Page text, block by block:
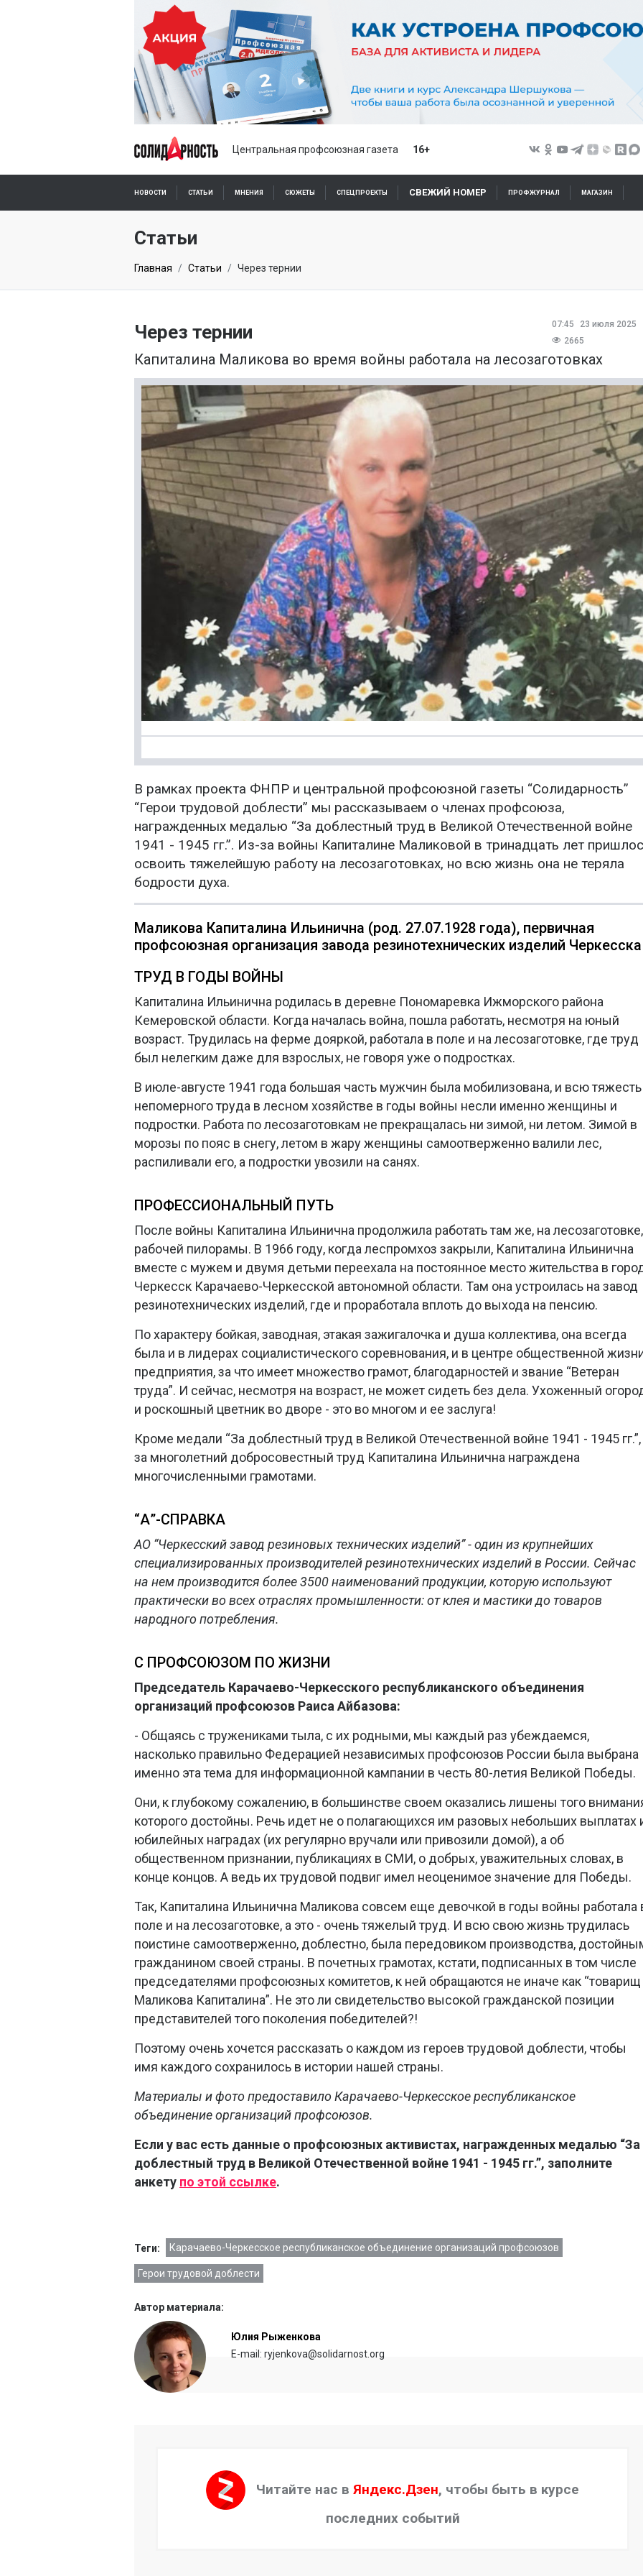
Центральная профсоюзная газета 16+
НОВОСТИ СТАТЬИ МНЕНИЯ СЮЖЕТЫ СПЕЦПРОЕКТЫ СВЕЖИЙ НОМЕР ПРОФЖУРНАЛ МАГАЗИН
Статьи
Главная Статьи Через тернии
07:45
23 июля 2025
2665
Через тернии
Капиталина Маликова во время войны работала на лесозаготовках
В рамках проекта ФНПР и центральной профсоюзной газеты “Солидарность”
“Герои трудовой доблести” мы рассказываем о членах профсоюза,
награжденных медалью “За доблестный труд в Великой Отечественной войне
1941 - 1945 гг.”. Из-за войны Капиталине Маликовой в тринадцать лет
освоить тяжелейшую работу на лесозаготовках, но всю жизнь она не теряла
бодрости духа.
Маликова Капиталина Ильинична (род. 27.07.1928 года), первичная
профсоюзная организация завода резинотехнических изделий Черкесска
ТРУД В ГОДЫ ВОЙНЫ
Капиталина Ильинична родилась в деревне Пономаревка Ижморского района
Кемеровской области. Когда началась война, пошла работать, несмотря на юный
возраст. Трудилась на ферме дояркой, работала в поле и на лесозаготовке, где труд
был нелегким даже для взрослых, не говоря уже о подростках.
В июле-августе 1941 года большая часть мужчин была мобилизована, и всю тяжесть
непомерного труда в лесном хозяйстве в годы войны несли именно женщины и
подростки. Работа по лесозаготовкам не прекращалась ни зимой, ни летом. Зимой в
морозы по пояс в снегу, летом в жару женщины самоотверженно валили лес,
распиливали его, а подростки увозили на санях.
ПРОФЕССИОНАЛЬНЫЙ ПУТЬ
После войны Капиталина Ильинична продолжила работать там же, на лесозаготовке,
рабочей пилорамы. В 1966 году, когда леспромхоз закрыли, Капиталина Ильинична
вместе с мужем и двумя детьми переехала на постоянное место жительства в
Черкесск Карачаево-Черкесской автономной области. Там она устроилась на завод
резинотехнических изделий, где и проработала вплоть до выхода на пенсию.
По характеру бойкая, заводная, этакая зажигалочка и душа коллектива, она всегда
была и в лидерах социалистического соревнования, и в центре общественной
предприятия, за что имеет множество грамот, благодарностей и звание “Ветеран
труда”. И сейчас, несмотря на возраст, не может сидеть без дела. Ухоженный
и роскошный цветник во дворе - это во многом и ее заслуга!
Кроме медали “За доблестный труд в Великой Отечественной войне 1941 - 1945 гг.”,
за многолетний добросовестный труд Капиталина Ильинична награждена
многочисленными грамотами.
“А”-СПРАВКА
АО “Черкесский завод резиновых технических изделий” - один из крупнейших
специализированных производителей резинотехнических изделий в России. Сейчас
на нем производится более 3500 наименований продукции, которую используют
практически во всех отраслях промышленности: от клея и мастики до товаров
народного потребления.
С ПРОФСОЮЗОМ ПО ЖИЗНИ
Председатель Карачаево-Черкесского республиканского объединения
организаций профсоюзов Раиса Айбазова:
- Общаясь с тружениками тыла, с их родными, мы каждый раз убеждаемся,
насколько правильно Федерацией независимых профсоюзов России была выбрана
именно эта тема для информационной кампании в честь 80-летия Великой Победы.
Они, к глубокому сожалению, в большинстве своем оказались лишены того
которого достойны. Речь идет не о полагающихся им разовых небольших выплатах
юбилейных наградах (их регулярно вручали или привозили домой), а об
общественном признании, публикациях в СМИ, о добрых, уважительных словах, в
конце концов. А ведь их трудовой подвиг имел неоценимое значение для Победы.
Так, Капиталина Ильинична Маликова совсем еще девочкой в годы войны работала
поле и на лесозаготовке, а это - очень тяжелый труд. И всю свою жизнь трудилась
поистине самоотверженно, доблестно, была передовиком производства,
гражданином своей страны. В почетных грамотах, кстати, подписанных в том числе
председателями профсоюзных комитетов, к ней обращаются не иначе как “товарищ
Маликова Капиталина”. Не это ли свидетельство высокой гражданской позиции
представителей того поколения победителей?!
Поэтому очень хочется рассказать о каждом из героев трудовой доблести, чтобы
имя каждого сохранилось в истории нашей страны.
Материалы и фото предоставило Карачаево-Черкесское республиканское
объединение организаций профсоюзов.
Если у вас есть данные о профсоюзных активистах, награжденных медалью “За
доблестный труд в Великой Отечественной войне 1941 - 1945 гг.”, заполните
анкету по этой ссылке.
Теги: Карачаево-Черкесское республиканское объединение организаций профсоюзов
Герои трудовой доблести
Автор материала:
Юлия Рыженкова
E-mail: ryjenkova@solidarnost.org
Читайте нас в Яндекс.Дзен, чтобы быть в курсе
последних событий